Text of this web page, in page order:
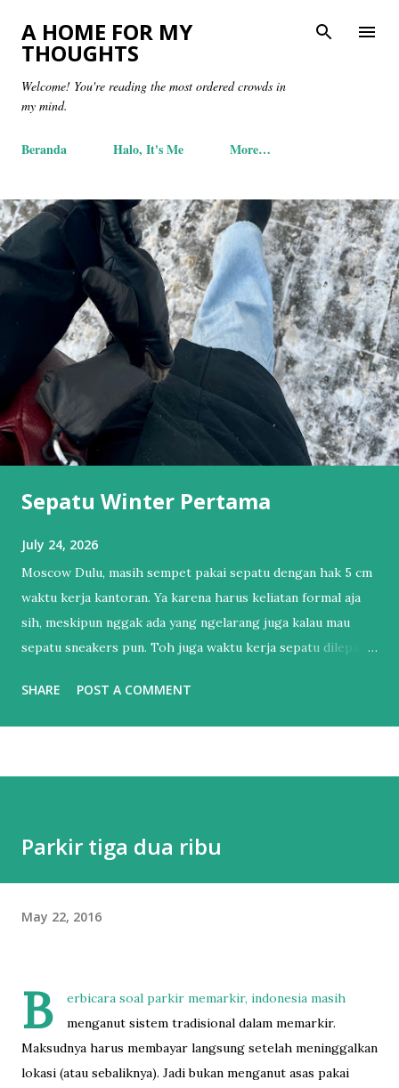
Skip to main content
A HOME FOR MY
THOUGHTS
Welcome! You're reading the most ordered crowds in
my mind.
Beranda Halo, It's Me More…
Sepatu Winter Pertama
July 24, 2026
Moscow Dulu, masih sempet pakai sepatu dengan hak 5 cm
waktu kerja kantoran. Ya karena harus keliatan formal aja
sih, meskipun nggak ada yang ngelarang juga kalau mau
sepatu sneakers pun. Toh juga waktu kerja sepatu dilepas
Setelahnya, bertahun-tahun hanya punya 1 sepatu sneakers
yang buat gw nggak apa mahal yang penting nyaman.
besar dari hidup gw, jadi punya sepatu nyaman adalah hal
Kalau di Belanda, mes...
SHARE POST A COMMENT
Parkir tiga dua ribu
May 22, 2016
B
erbicara soal parkir memarkir, indonesia masih
menganut sistem tradisional dalam memarkir.
Maksudnya harus membayar langsung setelah meninggalkan
lokasi (atau sebaliknya). Jadi bukan menganut asas pakai